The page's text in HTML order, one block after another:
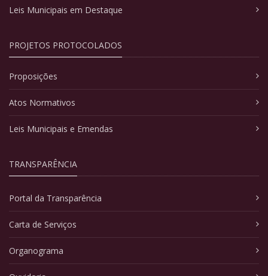
Leis Municipais em Destaque
PROJETOS PROTOCOLADOS
Proposições
Atos Normativos
Leis Municipais e Emendas
TRANSPARÊNCIA
Portal da Transparência
Carta de Serviços
Organograma